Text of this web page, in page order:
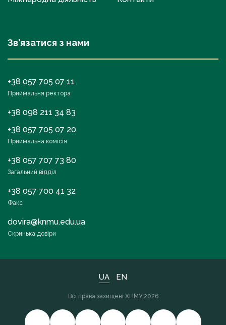
Зв’язатися з нами
+38 057 705 07 11
Приймальня ректора
+38 098 211 34 83
+38 057 705 07 20
Приймальна комісія
+38 057 707 73 80
Загальний відділ
+38 057 700 41 32
Факс
dovira@knmu.edu.ua
Скринька довіри
UA EN
Всі права захищені ХНМУ 2026